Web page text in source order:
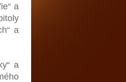
a
a
a